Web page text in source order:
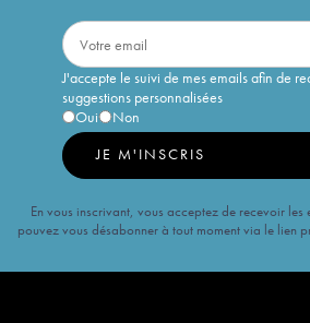
J'accepte le suivi de mes emails afin de
suggestions personnalisées
Oui
Non
JE M'INSCRIS
En vous inscrivant, vous acceptez de recevoir
pouvez vous désabonner à tout moment via le lien